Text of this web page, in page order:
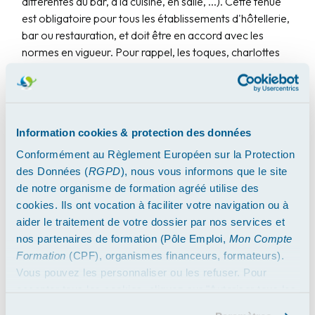
Information cookies & protection des données
Conformément au Règlement Européen sur la Protection
des Données (RGPD), nous vous informons que le site
de notre organisme de formation agréé utilise des
cookies. Ils ont vocation à faciliter votre navigation ou à
aider le traitement de votre dossier par nos services et
nos partenaires de formation (Pôle Emploi, Mon Compte
Formation (CPF), organismes financeurs, formateurs).
Vous pouvez les personnaliser ou les refuser. Pour
est obligatoire pour tous les établissements d'hôtellerie,
bar ou restauration, et doit être en accord avec les
normes en vigueur. Pour rappel, les toques, charlottes
zone de production.
obligatoire
Le lavage des mains est impératif dans le cadre d'une
activité de restauration. Il l'est d'autant plus lorsque que
vous êtes confronté à l'une de ces situations :
à l'
arrivée
au poste de travail
après uncontact avec des aliments sales
(œufs, produits emballés, etc.)
réception de matières premières